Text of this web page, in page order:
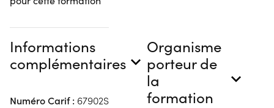
Informations
complémentaires
Numéro Carif : 67902S
Organisme
porteur de
la
formation